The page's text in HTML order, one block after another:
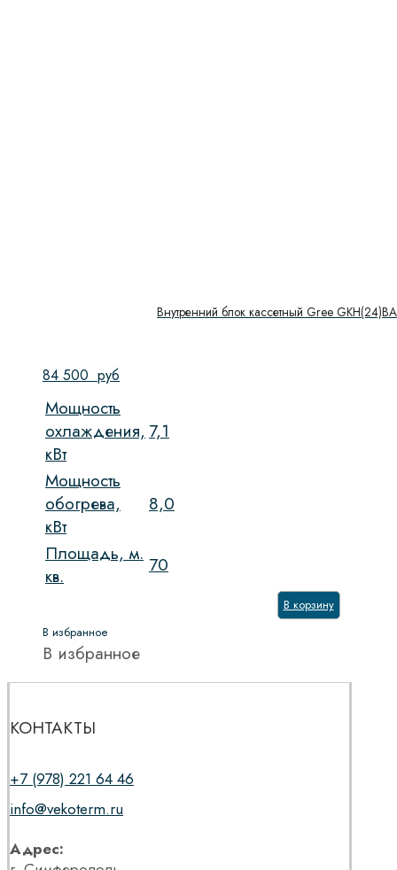
Внутренний блок кассетный Gree
84 500 руб
Мощность
охлаждения,
кВт
7,1
Мощность
обогрева,
кВт
8,0
Площадь, м.
кв.
70
В корзину
В избранное
В избранное
КОНТАКТЫ
+7 (978) 221 64 46
info@vekoterm.ru
Адрес: